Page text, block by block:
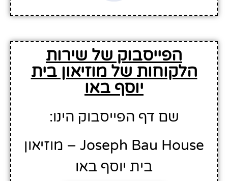
הפייסבוק של שירות
הלקוחות של מוזיאון בית
יוסף באו
שם דף הפייסבוק הינו:
Joseph Bau House – מוזיאון
בית יוסף באו